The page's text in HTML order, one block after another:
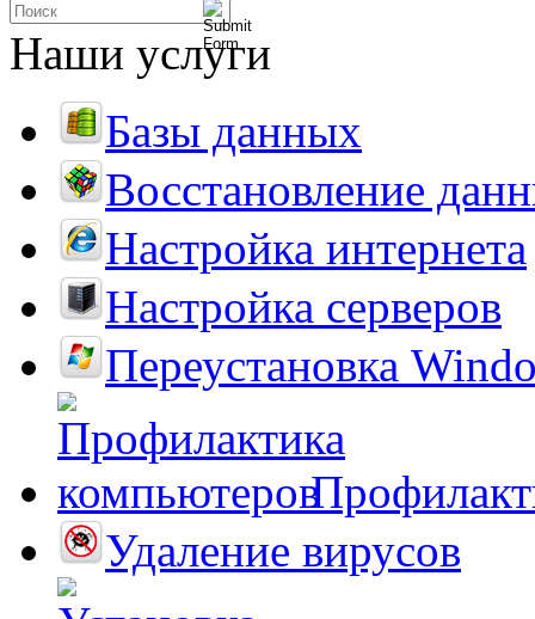
Наши услуги
Базы данных
Восстановление
Настройка интернета
Настройка серверов
Переустановка
Удаление вирусов